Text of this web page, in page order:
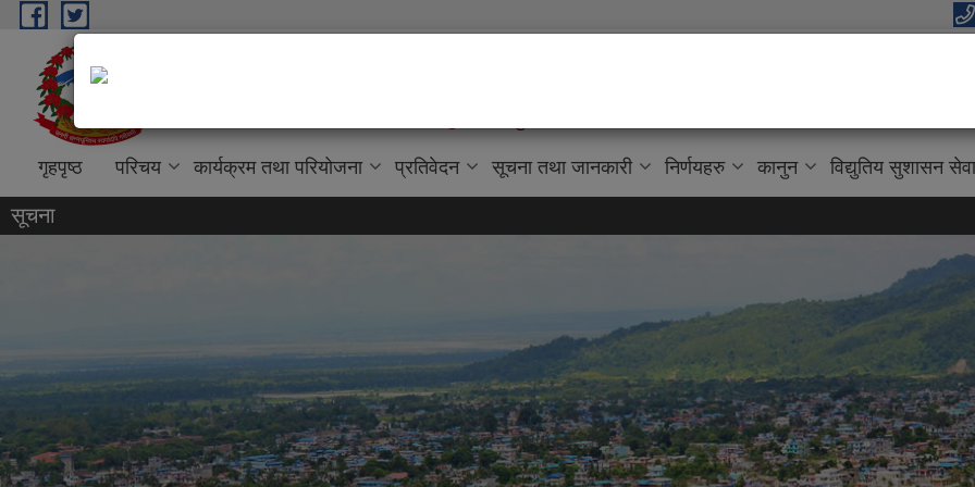
Skip to main content
गृहपृष्ठ परिचय कार्यक्रम तथा परियोजना प्रतिवेदन सूचना तथा जानकारी निर्णयहरु कानुन विद्युतिय सुशासन सेवा
सूचना